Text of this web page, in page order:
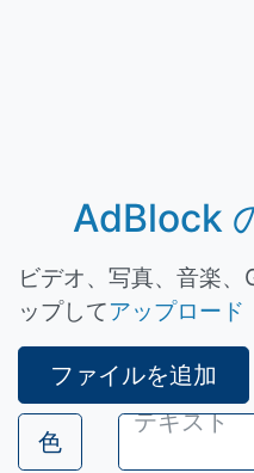
AdBlock
ビデオ、写真、音楽、
ップしてアップロード
ファイルを追加
色